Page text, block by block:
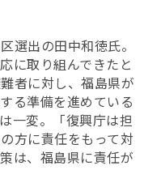
選出の田中和徳氏。
に取り組んできたと
者に対し、福島県が
る準備を進めている
一変。「復興庁は担
方に責任をもって対
は、福島県に責任が